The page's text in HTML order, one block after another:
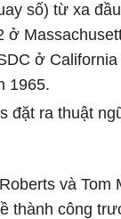
số) từ xa
ở
ở California
1965.
đặt ra thuật
và Tom
thành công